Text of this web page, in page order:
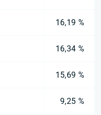
16,19 %
16,34 %
15,69 %
9,25 %